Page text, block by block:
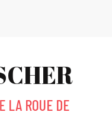
LA ROUE DE